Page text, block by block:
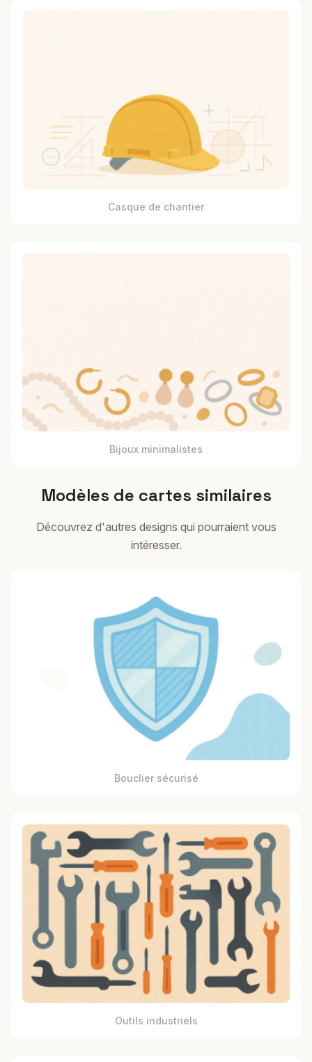
Casque de chantier
Bijoux minimalistes
Modèles de cartes similaires
Découvrez d'autres designs qui pourraient vous
intéresser.
Bouclier sécurisé
Outils industriels